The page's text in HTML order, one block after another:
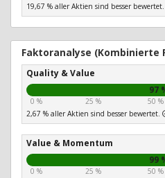
19,67 % aller Aktien sind besser bewertet.
Faktoranalyse (Kombinierte
Quality & Value
97
0 % 25 % 50 %
2,67 % aller Aktien sind besser bewertet.
Value & Momentum
99
0 % 25 % 50 %